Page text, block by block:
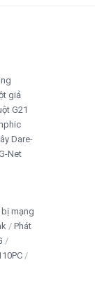
giả
G21
Dare-
Net
bị mạng
Phát